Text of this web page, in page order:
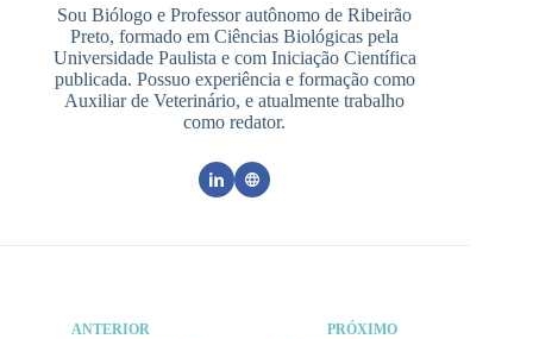
Sou Biólogo e Professor autônomo de Ribeirão
Preto, formado em Ciências Biológicas pela
Universidade Paulista e com Iniciação Científica
publicada. Possuo experiência e formação como
Auxiliar de Veterinário, e atualmente trabalho
como redator.
ANTERIOR PRÓXIMO